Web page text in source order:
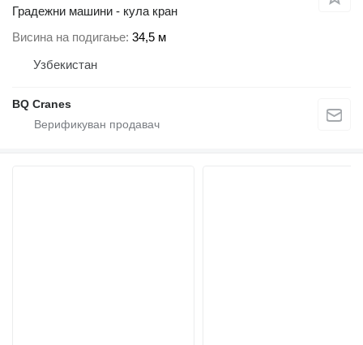
Градежни машини - кула кран
Висина на подигање 34,5 м
Узбекистан
BQ Cranes